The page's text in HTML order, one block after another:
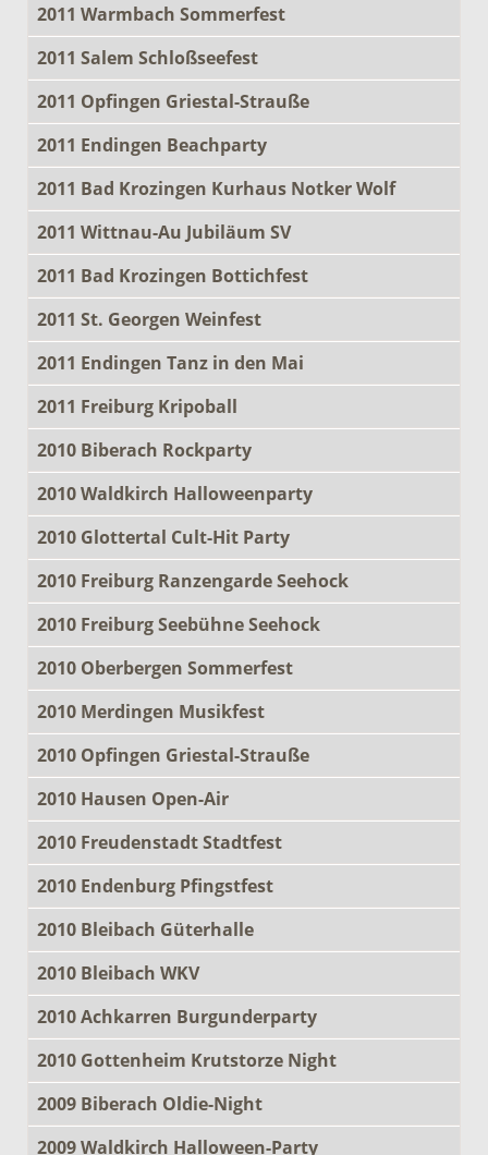
2011 Warmbach Sommerfest
2011 Salem Schloßseefest
2011 Opfingen Griestal-Strauße
2011 Endingen Beachparty
2011 Bad Krozingen Kurhaus Notker Wolf
2011 Wittnau-Au Jubiläum SV
2011 Bad Krozingen Bottichfest
2011 St. Georgen Weinfest
2011 Endingen Tanz in den Mai
2011 Freiburg Kripoball
2010 Biberach Rockparty
2010 Waldkirch Halloweenparty
2010 Glottertal Cult-Hit Party
2010 Freiburg Ranzengarde Seehock
2010 Freiburg Seebühne Seehock
2010 Oberbergen Sommerfest
2010 Merdingen Musikfest
2010 Opfingen Griestal-Strauße
2010 Hausen Open-Air
2010 Freudenstadt Stadtfest
2010 Endenburg Pfingstfest
2010 Bleibach Güterhalle
2010 Bleibach WKV
2010 Achkarren Burgunderparty
2010 Gottenheim Krutstorze Night
2009 Biberach Oldie-Night
2009 Waldkirch Halloween-Party